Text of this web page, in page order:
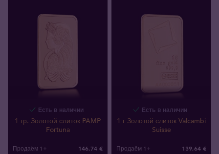
Есть в наличии
1 гр. Золотой слиток PAMP
Fortuna
Продаём 1+ 146,74 €
Есть в наличии
1 г Золотой слиток Valcambi
Suisse
Продаём 1+ 139,64 €